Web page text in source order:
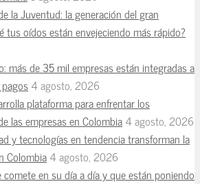
la Juventud: la generación del gran
tus oídos están envejeciendo más rápido?
más de 35 mil empresas están integradas a
4 agosto, 2026
plataforma para enfrentar los
las empresas en Colombia4 agosto, 2026
y tecnologías en tendencia transforman la
Colombia4 agosto, 2026
en su día a día y que están poniendo